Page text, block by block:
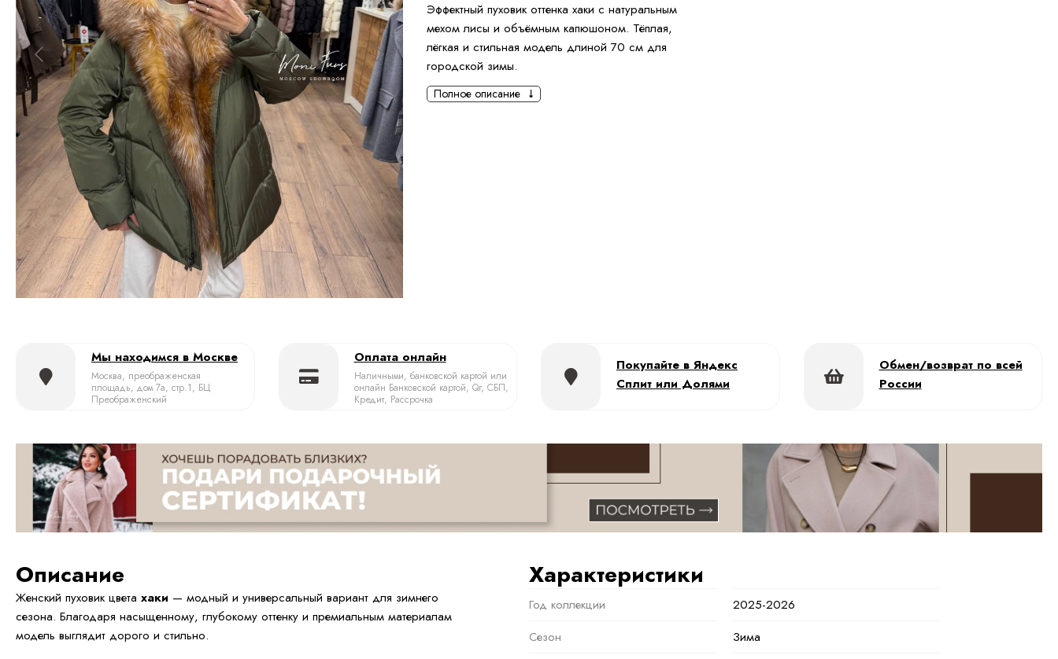
Эффектный пуховик оттенка хаки с натуральным
мехом лисы и объёмным капюшоном. Тёплая,
лёгкая и стильная модель длиной 70 см для
городской зимы.
Полное описание
Мы находимся в Москве
Москва, преображенская
площадь, дом 7а, стр.1, БЦ
Преображенский
Оплата онлайн
Наличными, банковской картой или
онлайн Банковской картой, Qr, СБП,
Кредит, Рассрочка
Покупайте в Яндекс
Сплит или Долями
Обмен/возврат по всей
России
Описание
Женский пуховик цвета хаки — модный и универсальный вариант для зимнего
сезона. Благодаря насыщенному, глубокому оттенку и премиальным материалам
модель выглядит дорого и стильно.
Характеристики
Год коллекции
2025-2026
Сезон
Зима